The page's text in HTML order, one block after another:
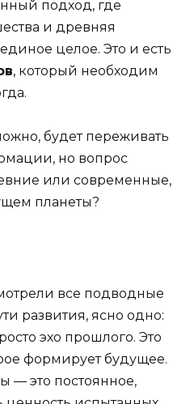
подход, где
и древняя
целое. Это и есть
, который необходим
будет переживать
но вопрос
или современные,
планеты?
все подводные
развития, ясно одно:
эхо прошлого. Это
формирует будущее.
— это постоянное,